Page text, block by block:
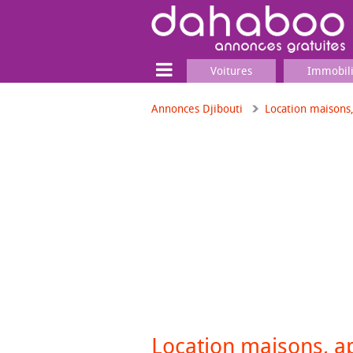
Voitures
Annonces Djibouti Location
Location maisons,